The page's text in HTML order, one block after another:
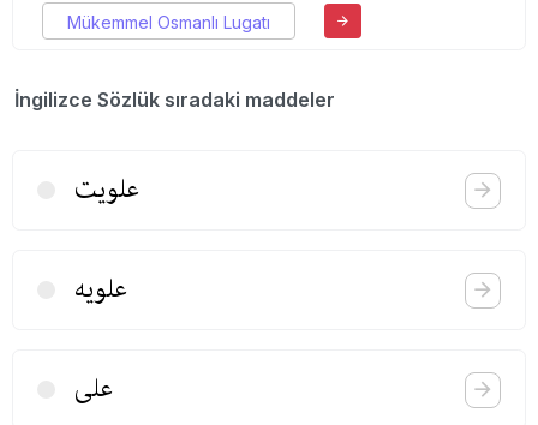
Mükemmel Osmanlı Lugatı
İngilizce Sözlük sıradaki maddeler
علویت
علویه
علی